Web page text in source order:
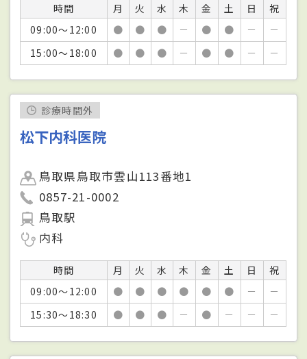
時間 月 火 水 木 金 土 日
祝
09:00～12:00
● ● ● － ● ● －
－
15:00～18:00
● ● ● － ● ● － －
診療時間外
松下内科医院
鳥取県鳥取市雲山113番地1
0857-21-0002
鳥取駅
内科
時間 月 火 水 木 金 土 日
祝
09:00～12:00
● ● ● ● ● ● －
－
15:30～18:30
● ● ● － ● － － －